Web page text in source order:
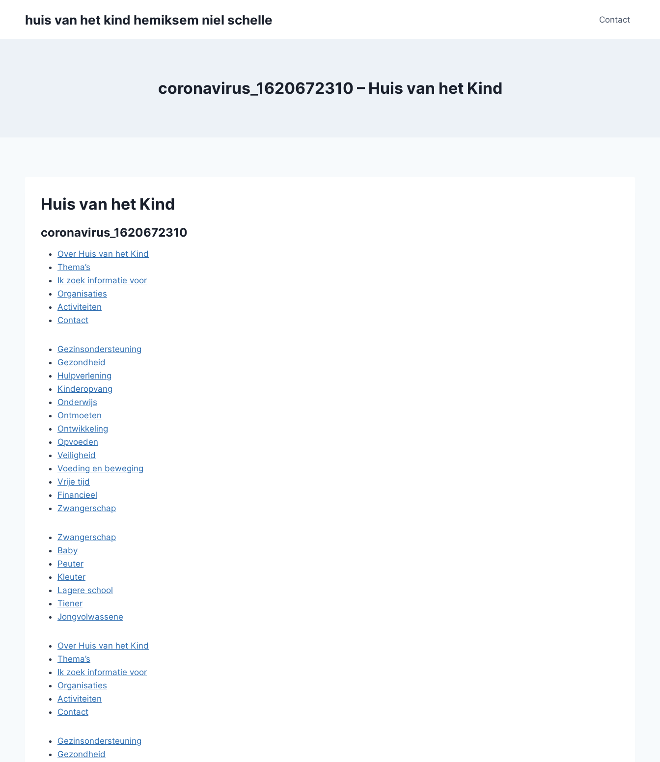
huis van het kind hemiksem niel schelle Contact
coronavirus_1620672310 – Huis van het Kind
Huis van het Kind
coronavirus_1620672310
Over Huis van het Kind
Thema’s
Ik zoek informatie voor
Organisaties
Activiteiten
Contact
Gezinsondersteuning
Gezondheid
Hulpverlening
Kinderopvang
Onderwijs
Ontmoeten
Ontwikkeling
Opvoeden
Veiligheid
Voeding en beweging
Vrije tijd
Financieel
Zwangerschap
Zwangerschap
Baby
Peuter
Kleuter
Lagere school
Tiener
Jongvolwassene
Over Huis van het Kind
Thema’s
Ik zoek informatie voor
Organisaties
Activiteiten
Contact
Gezinsondersteuning
Gezondheid